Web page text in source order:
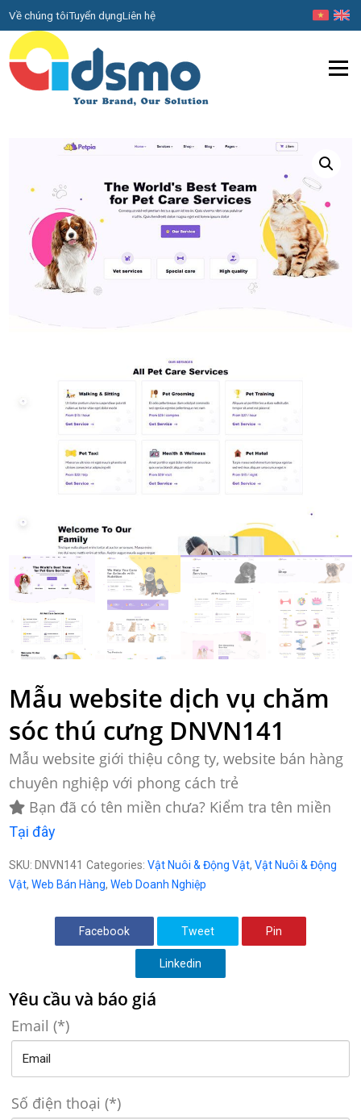
Về chúng tôiTuyển dụngLiên hệ
Mẫu website dịch vụ chăm
sóc thú cưng DNVN141
Mẫu website giới thiệu công ty, website bán hàng
chuyên nghiệp với phong cách trẻ
Bạn đã có tên miền chưa? Kiểm tra tên miền
Tại đây
SKU: DNVN141 Categories:Vật Nuôi & Động Vật,Vật Nuôi & Động
Vật,Web Bán Hàng,Web Doanh Nghiệp
Facebook Tweet Pin
Linkedin
Yêu cầu và báo giá
Email (*)
Số điện thoại (*)